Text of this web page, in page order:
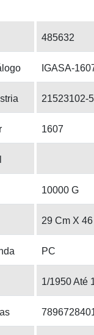
485632
IGASA-
21523102-5
1607
10000 G
29 Cm X
PC
1/1950 Até